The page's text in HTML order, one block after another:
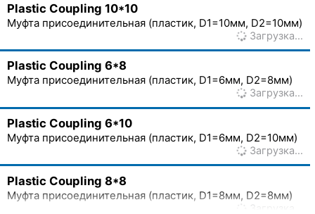
Plastic Coupling 10*10
Муфта присоединительная (пластик, D1=10мм, D2=10мм)
Загрузка…
Plastic Coupling 6*8
Муфта присоединительная (пластик, D1=6мм, D2=8мм)
Загрузка…
Plastic Coupling 6*10
Муфта присоединительная (пластик, D1=6мм, D2=10мм)
Загрузка…
Plastic Coupling 8*8
Муфта присоединительная (пластик, D1=8мм, D2=8мм)
Загрузка…